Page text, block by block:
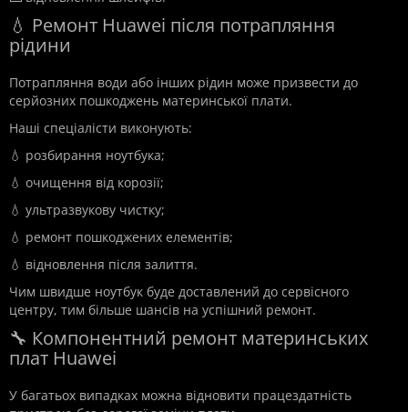
💧 Ремонт Huawei після потрапляння
рідини
Потрапляння води або інших рідин може призвести до
серйозних пошкоджень материнської плати.
Наші спеціалісти виконують:
💧 розбирання ноутбука;
💧 очищення від корозії;
💧 ультразвукову чистку;
💧 ремонт пошкоджених елементів;
💧 відновлення після залиття.
Чим швидше ноутбук буде доставлений до сервісного
центру, тим більше шансів на успішний ремонт.
🔧 Компонентний ремонт материнських
плат Huawei
У багатьох випадках можна відновити працездатність